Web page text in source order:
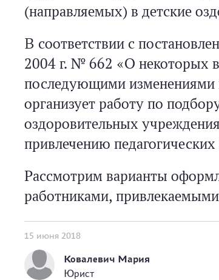
(направляемых) в детские
В соответствии с
2004 г. № 662 «О некоторых
последующими изменениями
организует работу по
оздоровительных
привлечению
Рассмотрим варианты
работниками,
15 июня 2018
Ковалевич Мария
Юрист